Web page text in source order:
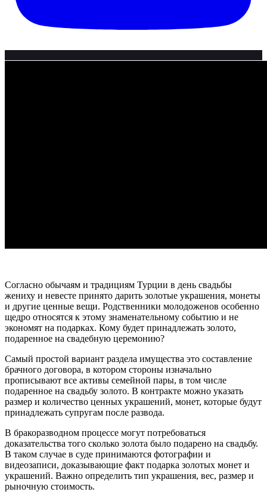
Согласно обычаям и традициям Турции в день свадьбы
жениху и невесте принято дарить золотые украшения, монеты
и другие ценные вещи. Родственники молодоженов особенно
щедро относятся к этому знаменательному событию и не
экономят на подарках. Кому будет принадлежать золото,
подаренное на свадебную церемонию?
Самый простой вариант раздела имущества это составление
брачного договора, в котором стороны изначально
прописывают все активы семейной пары, в том числе
подаренное на свадьбу золото. В контракте можно указать
размер и количество ценных украшений, монет, которые будут
принадлежать супругам после развода.
В бракоразводном процессе могут потребоваться
доказательства того сколько золота было подарено на свадьбу.
В таком случае в суде принимаются фотографии и
видеозаписи, доказывающие факт подарка золотых монет и
украшений. Важно определить тип украшения, вес, размер и
рыночную стоимость.